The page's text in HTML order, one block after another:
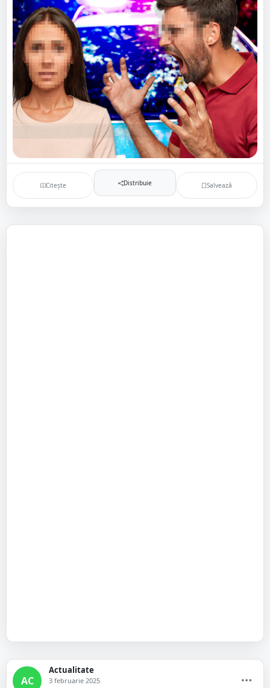
Citește Distribuie Salvează
AC
Actualitate
3 februarie 2025